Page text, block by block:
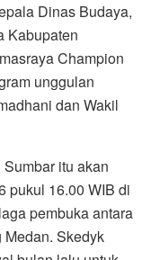
Dinas Budaya,
Kabupaten
Champion
unggulan
dan Wakil
itu akan
pukul 16.00 WIB di
pembuka antara
Skedyk